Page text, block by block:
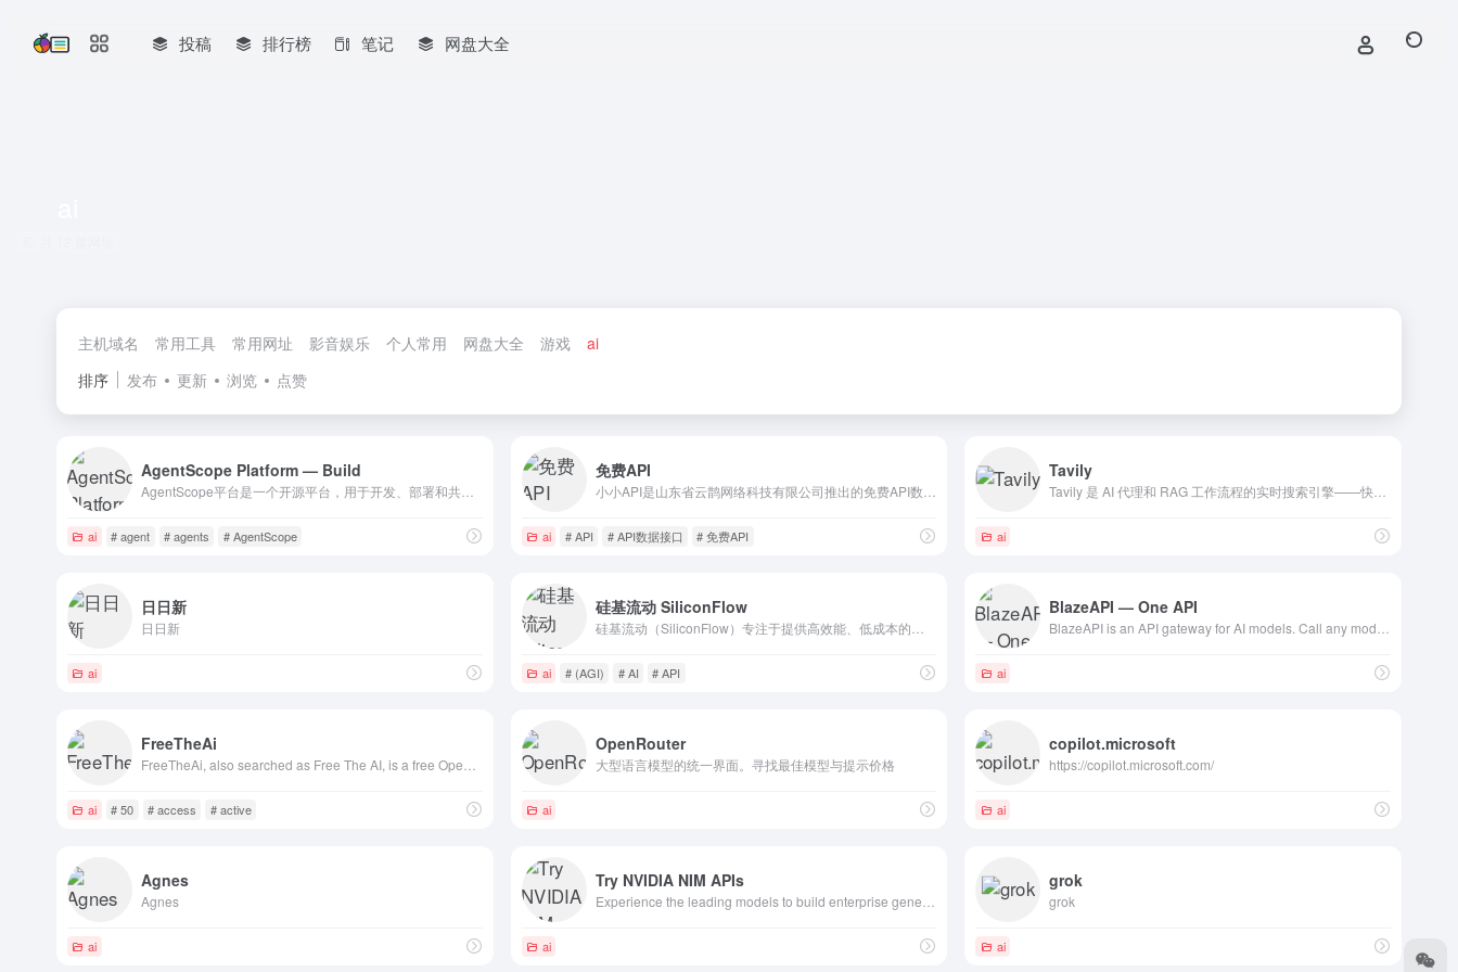
投稿 排行榜 笔记 网盘大全
主机域名 常用工具 常用网址 影音娱乐 个人常用 网盘大全 游戏
ai
排序
发布 更新 浏览 点赞
AgentScope Platform — Build
ai # agent # agents # AgentScope
免费API
ai # API # API数据接口 # 免费API
Tavily
ai
日日新
日日新
ai
硅基流动 SiliconFlow
ai # (AGI) # AI # API
BlazeAPI — One API
ai
FreeTheAi
ai # 50 # access # active
OpenRouter
大型语言模型的统一界面。寻找最佳模型与提示价格
ai
copilot.microsoft
https://copilot.microsoft.com/
ai
Agnes
Agnes
ai
Try NVIDIA NIM APIs
ai
grok
grok
ai